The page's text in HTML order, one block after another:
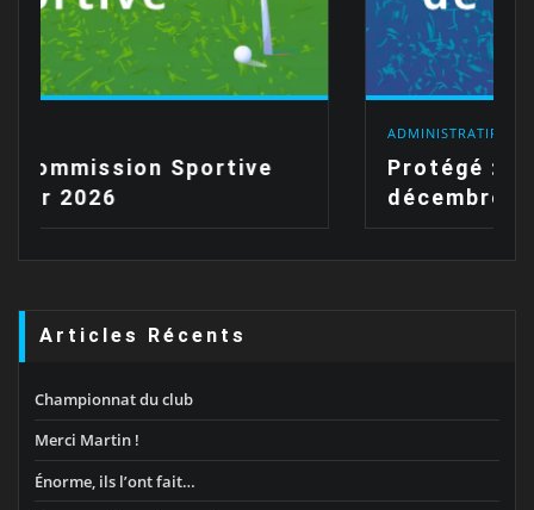
Protégé : Réunion du 30
Articles Récents
Championnat du club
Merci Martin !
Énorme, ils l’ont fait…